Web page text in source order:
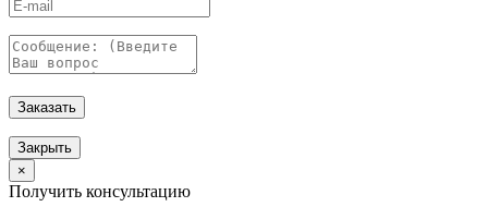
Заказать
Закрыть
×
Получить консультацию